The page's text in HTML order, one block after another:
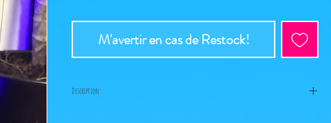
M'avertir en cas de Restock!
Description: